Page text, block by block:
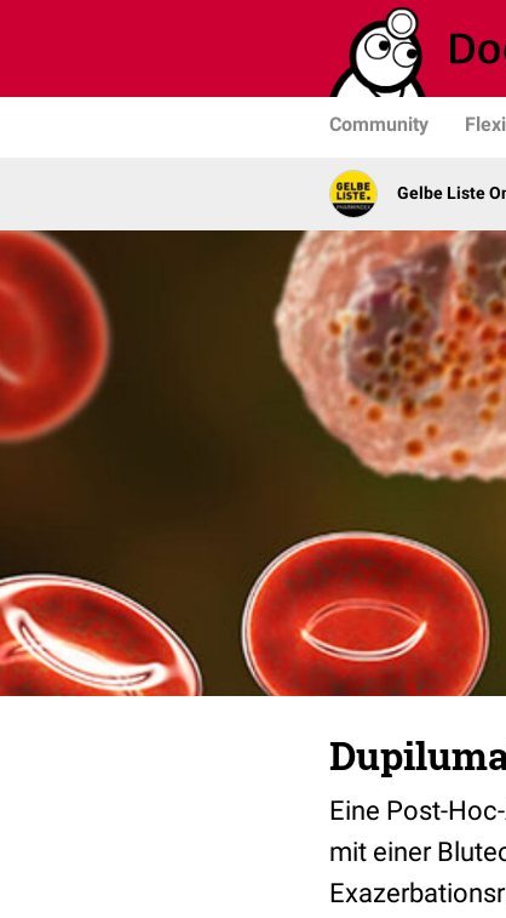
Community
Gelbe Liste
Eine Post-
mit einer